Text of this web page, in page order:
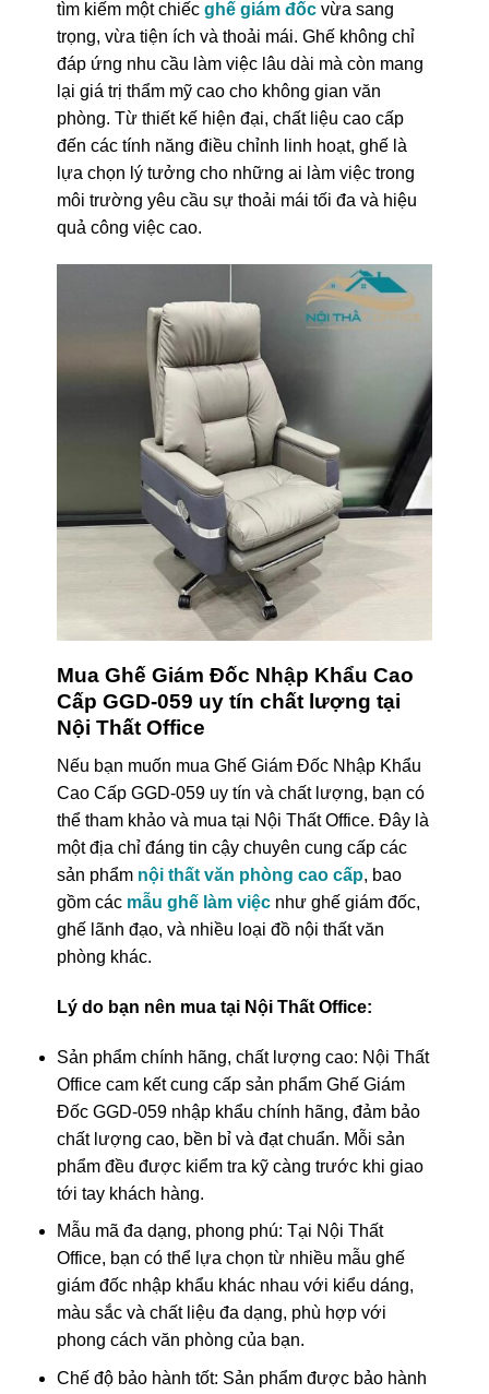
tìm kiếm một chiếc ghế giám đốcvừa sang
trọng, vừa tiện ích và thoải mái. Ghế không chỉ
đáp ứng nhu cầu làm việc lâu dài mà còn mang
lại giá trị thẩm mỹ cao cho không gian văn
phòng. Từ thiết kế hiện đại, chất liệu cao cấp
đến các tính năng điều chỉnh linh hoạt, ghế là
lựa chọn lý tưởng cho những ai làm việc trong
môi trường yêu cầu sự thoải mái tối đa và hiệu
quả công việc cao.
Mua Ghế Giám Đốc Nhập Khẩu Cao
Cấp GGD-059 uy tín chất lượng tại
Nội Thất Office
Nếu bạn muốn mua Ghế Giám Đốc Nhập Khẩu
Cao Cấp GGD-059 uy tín và chất lượng, bạn có
thể tham khảo và mua tại Nội Thất Office. Đây là
một địa chỉ đáng tin cậy chuyên cung cấp các
sản phẩmnội thất văn phòng cao cấp, bao
gồm các mẫu ghế làm việcnhư ghế giám đốc,
ghế lãnh đạo, và nhiều loại đồ nội thất văn
phòng khác.
Lý do bạn nên mua tại Nội Thất Office:
Sản phẩm chính hãng, chất lượng cao: Nội Thất
Office cam kết cung cấp sản phẩm Ghế Giám
Đốc GGD-059 nhập khẩu chính hãng, đảm bảo
chất lượng cao, bền bỉ và đạt chuẩn. Mỗi sản
phẩm đều được kiểm tra kỹ càng trước khi giao
tới tay khách hàng.
Mẫu mã đa dạng, phong phú: Tại Nội Thất
Office, bạn có thể lựa chọn từ nhiều mẫu ghế
giám đốc nhập khẩu khác nhau với kiểu dáng,
màu sắc và chất liệu đa dạng, phù hợp với
phong cách văn phòng của bạn.
Chế độ bảo hành tốt: Sản phẩm được bảo hành